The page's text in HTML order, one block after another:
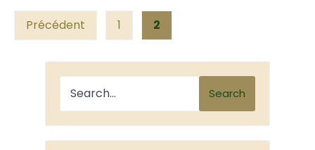
Posts
pagination
Précédent 1 2
Search